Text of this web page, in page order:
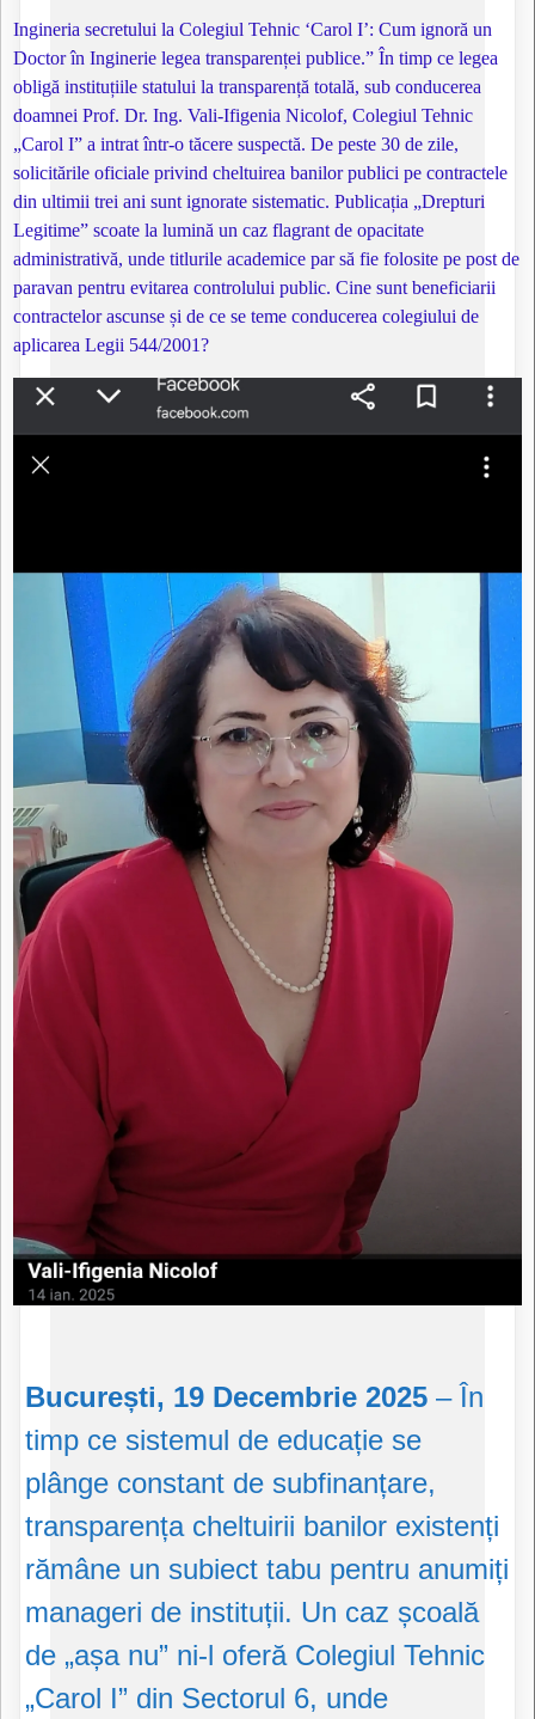
Ingineria secretului la Colegiul Tehnic ‘Carol I’: Cum ignoră un
Doctor în Inginerie legea transparenței publice.” În timp ce legea
obligă instituțiile statului la transparență totală, sub conducerea
doamnei Prof. Dr. Ing. Vali-Ifigenia Nicolof, Colegiul Tehnic
„Carol I” a intrat într-o tăcere suspectă. De peste 30 de zile,
solicitările oficiale privind cheltuirea banilor publici pe contractele
din ultimii trei ani sunt ignorate sistematic. Publicația „Drepturi
Legitime” scoate la lumină un caz flagrant de opacitate
administrativă, unde titlurile academice par să fie folosite pe post de
paravan pentru evitarea controlului public. Cine sunt beneficiarii
contractelor ascunse și de ce se teme conducerea colegiului de
aplicarea Legii 544/2001?
București, 19 Decembrie 2025 – În
timp ce sistemul de educație se
plânge constant de subfinanțare,
transparența cheltuirii banilor existenți
rămâne un subiect tabu pentru anumiți
manageri de instituții. Un caz școală
de „așa nu” ni-l oferă Colegiul Tehnic
„Carol I” din Sectorul 6, unde